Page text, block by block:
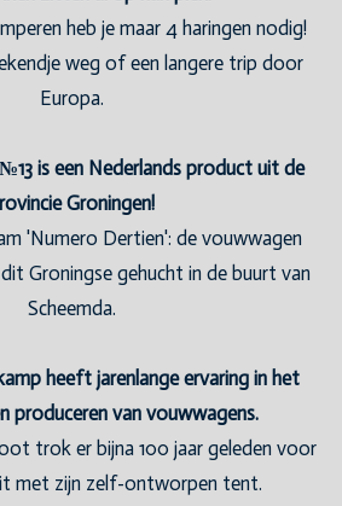
heb je maar 4 haringen nodig!
weg of een langere trip door
Europa.
is een Nederlands product uit de
Groningen!
'Numero Dertien': de vouwwagen
Groningse gehucht in de buurt van
Scheemda.
heeft jarenlange ervaring in het
produceren van vouwwagens.
trok er bijna 100 jaar geleden voor
met zijn zelf-ontworpen tent.